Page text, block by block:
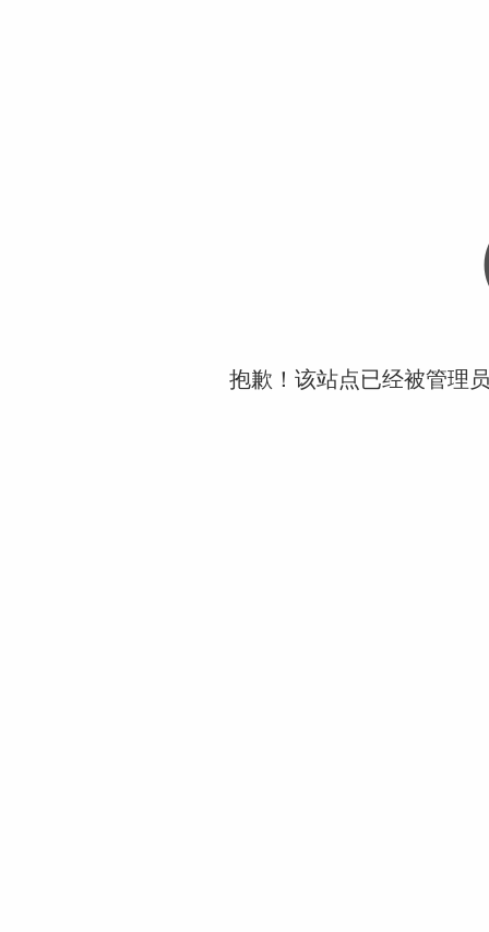
抱歉！该站点已经被管理